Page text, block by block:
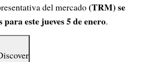
del mercado(TRM) se
para este jueves 5 de enero.